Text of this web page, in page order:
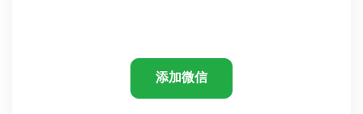
添加微信